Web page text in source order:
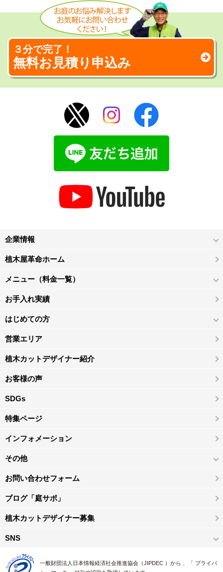
３分で完了！
無料お見積り申込み
企業情報
植木屋革命ホーム
メニュー（料金一覧）
お手入れ実績
はじめての方
営業エリア
植木カットデザイナー紹介
お客様の声
SDGs
特集ページ
インフォメーション
その他
お問い合わせフォーム
ブログ「庭サポ」
植木カットデザイナー募集
SNS
一般財団法人日本情報経済社会推進協会（JIPDEC ）から 、「 プライバ